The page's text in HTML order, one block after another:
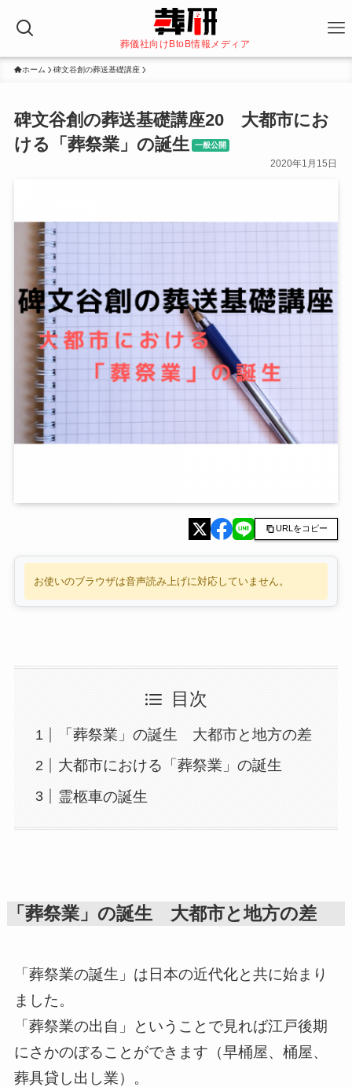
葬儀社向けBtoB情報メディア
ホーム 碑文谷創の葬送基礎講座
碑文谷創の葬送基礎講座20 大都市にお
ける「葬祭業」の誕生
一般公開
2020年1月15日
URLをコピー
お使いのブラウザは音声読み上げに対応していません。
目次
「葬祭業」の誕生 大都市と地方の差
大都市における「葬祭業」の誕生
霊柩車の誕生
「葬祭業」の誕生 大都市と地方の差
「葬祭業の誕生」は日本の近代化と共に始まり
ました。
「葬祭業の出自」ということで見れば江戸後期
にさかのぼることができます（早桶屋、桶屋、
葬具貸し出し業）。